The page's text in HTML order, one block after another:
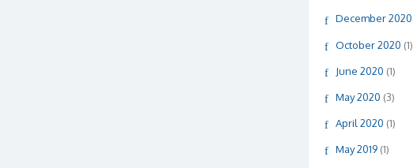
December 2020
October 2020 (1)
June 2020 (1)
May 2020 (3)
April 2020 (1)
May 2019 (1)